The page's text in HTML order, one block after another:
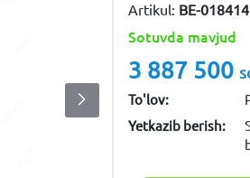
Artikul: BE-
Sotuvda mavjud
3 887 500
To'lov:
Yetkazib berish: